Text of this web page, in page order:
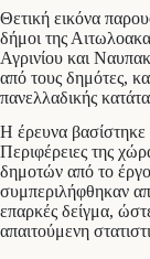
Θετική εικόνα
δήμοι της
Αγρινίου και
από τους δημότες,
πανελλαδικής
Η έρευνα βασίστηκε
Περιφέρειες της
δημοτών από το
συμπεριλήφθηκαν
επαρκές δείγμα,
απαιτούμενη